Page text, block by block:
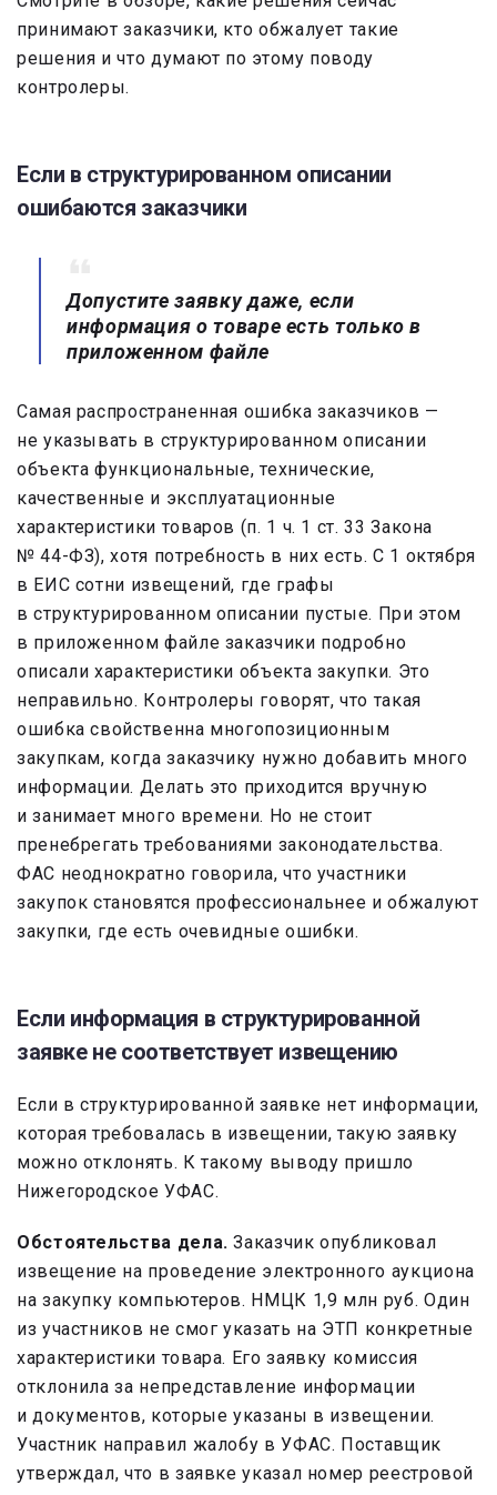
принимают заказчики, кто обжалует такие
решения и что думают по этому поводу
контролеры.
Если в структурированном описании
ошибаются заказчики
Допустите заявку даже, если
информация о товаре есть только в
приложенном файле
Самая распространенная ошибка заказчиков —
не указывать в структурированном описании
объекта функциональные, технические,
качественные и эксплуатационные
характеристики товаров (п. 1 ч. 1 ст. 33 Закона
№ 44-ФЗ), хотя потребность в них есть. С 1 октября
в ЕИС сотни извещений, где графы
в структурированном описании пустые. При этом
в приложенном файле заказчики подробно
описали характеристики объекта закупки. Это
неправильно. Контролеры говорят, что такая
ошибка свойственна многопозиционным
закупкам, когда заказчику нужно добавить много
информации. Делать это приходится вручную
и занимает много времени. Но не стоит
пренебрегать требованиями законодательства.
ФАС неоднократно говорила, что участники
закупок становятся профессиональнее и обжалуют
закупки, где есть очевидные ошибки.
Если информация в структурированной
заявке не соответствует извещению
Если в структурированной заявке нет информации,
которая требовалась в извещении, такую заявку
можно отклонять. К такому выводу пришло
Нижегородское УФАС.
Обстоятельства дела. Заказчик опубликовал
извещение на проведение электронного аукциона
на закупку компьютеров. НМЦК 1,9 млн руб. Один
из участников не смог указать на ЭТП конкретные
характеристики товара. Его заявку комиссия
отклонила за непредставление информации
и документов, которые указаны в извещении.
Участник направил жалобу в УФАС. Поставщик
утверждал, что в заявке указал номер реестровой